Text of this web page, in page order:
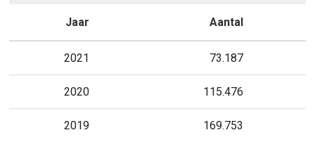
Jaar Aantal
2021 73.187
2020 115.476
2019 169.753